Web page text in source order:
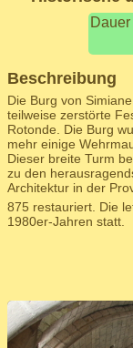
Beschreibung
Die Burg von
teilweise zerstörte
Rotonde. Die Burg
mehr einige
Dieser breite Turm
zu den
Architektur in der
875 restauriert. Die
1980er-Jahren statt.